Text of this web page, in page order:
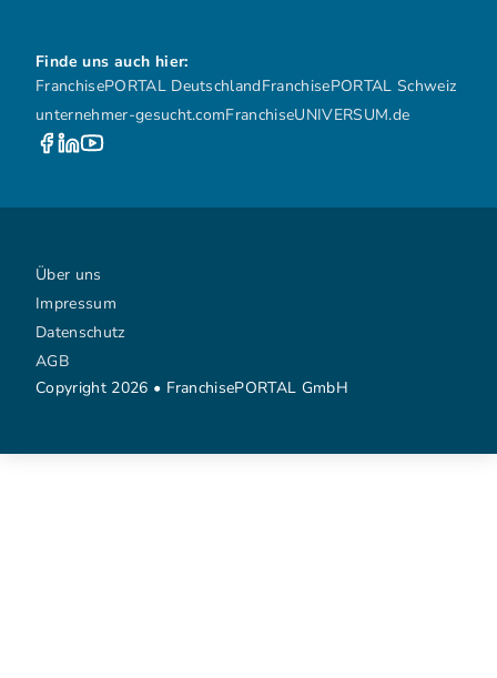
Finde uns auch hier:
FranchisePORTAL DeutschlandFranchisePORTAL Schweiz
unternehmer-gesucht.comFranchiseUNIVERSUM.de
Copyright 2026 • FranchisePORTAL GmbH
Über uns
Impressum
Datenschutz
AGB